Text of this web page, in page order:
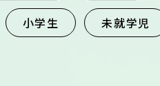
小学生 未就学児